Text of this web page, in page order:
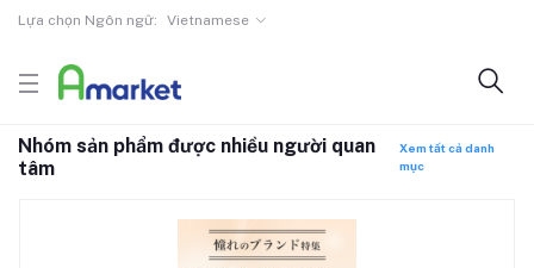
Lựa chọn Ngôn ngữ: Vietnamese
Nhóm sản phẩm được nhiều người quan
tâm
Xem tất cả danh
mục